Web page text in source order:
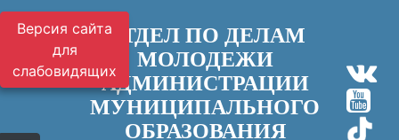
Версия сайта
для
слабовидящих
ОТДЕЛ ПО ДЕЛАМ
МОЛОДЕЖИ
АДМИНИСТРАЦИИ
МУНИЦИПАЛЬНОГО
ОБРАЗОВАНИЯ